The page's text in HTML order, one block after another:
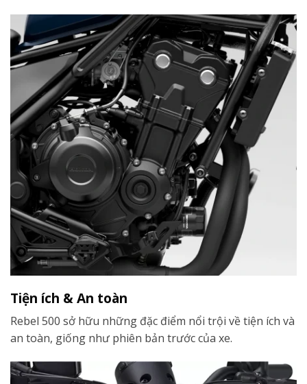
Tiện ích & An toàn
Rebel 500 sở hữu những đặc điểm nổi trội về tiện ích và
an toàn, giống như phiên bản trước của xe.